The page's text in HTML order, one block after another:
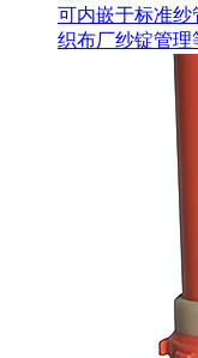
可内嵌于标准纱
织布厂纱锭管理